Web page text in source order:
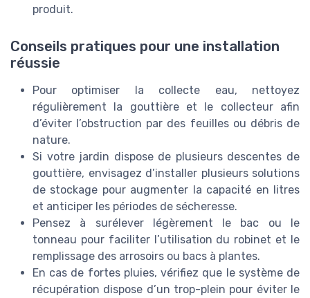
produit.
Conseils pratiques pour une installation
réussie
Pour optimiser la collecte eau, nettoyez
régulièrement la gouttière et le collecteur afin
d’éviter l’obstruction par des feuilles ou débris de
nature.
Si votre jardin dispose de plusieurs descentes de
gouttière, envisagez d’installer plusieurs solutions
de stockage pour augmenter la capacité en litres
et anticiper les périodes de sécheresse.
Pensez à surélever légèrement le bac ou le
tonneau pour faciliter l’utilisation du robinet et le
remplissage des arrosoirs ou bacs à plantes.
En cas de fortes pluies, vérifiez que le système de
récupération dispose d’un trop-plein pour éviter le